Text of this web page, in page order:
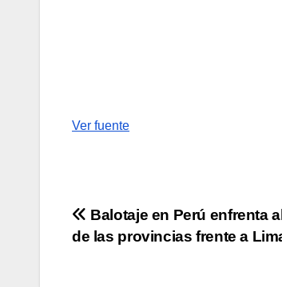
Ver fuente
Navegación
Balotaje en Perú enfrenta
de las provincias frente a